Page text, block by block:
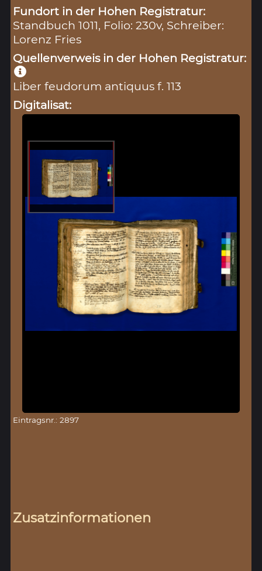
Fundort in der Hohen Registratur:
Standbuch 1011, Folio: 230v, Schreiber:
Lorenz Fries
Quellenverweis in der Hohen Registratur:
Liber feudorum antiquus f. 113
Digitalisat:
Eintragsnr.: 2897
Zusatzinformationen